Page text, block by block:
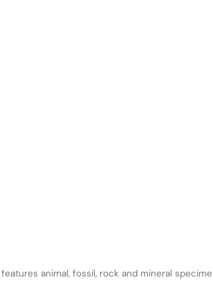
animal, fossil, rock and mineral